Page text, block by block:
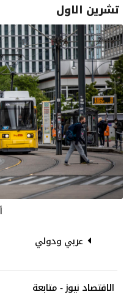
تشرين الاول
عربي ودولي
الاقتصاد نيوز - متابعة